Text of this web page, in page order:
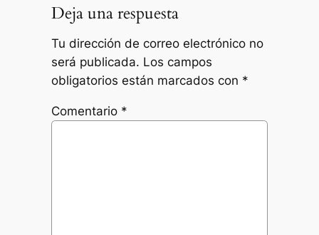
Deja una respuesta
Tu dirección de correo electrónico no
será publicada. Los campos
obligatorios están marcados con *
Comentario *